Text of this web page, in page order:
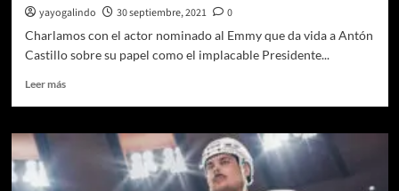
yayogalindo 30 septiembre, 2021
0
Charlamos con el actor nominado al Emmy que da vida a Antón
Castillo sobre su papel como el implacable Presidente...
Leer másLeer
Giancarlo